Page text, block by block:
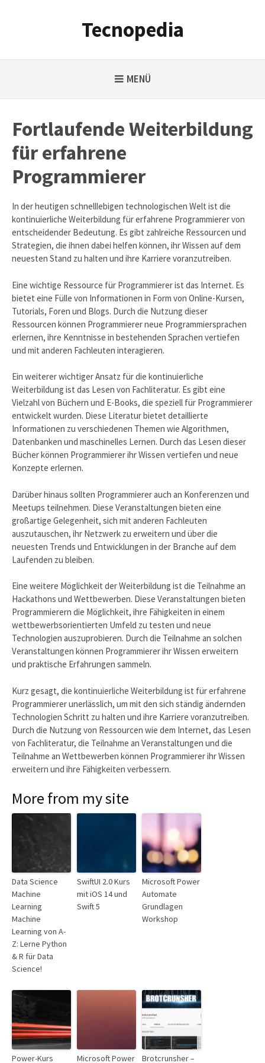
Tecnopedia
MENÜ
Fortlaufende Weiterbildung
für erfahrene
Programmierer
In der heutigen schnelllebigen technologischen Welt ist die
kontinuierliche Weiterbildung für erfahrene Programmierer von
entscheidender Bedeutung. Es gibt zahlreiche Ressourcen und
Strategien, die ihnen dabei helfen können, ihr Wissen auf dem
neuesten Stand zu halten und ihre Karriere voranzutreiben.
Eine wichtige Ressource für Programmierer ist das Internet. Es
bietet eine Fülle von Informationen in Form von Online-Kursen,
Tutorials, Foren und Blogs. Durch die Nutzung dieser
Ressourcen können Programmierer neue Programmiersprachen
erlernen, ihre Kenntnisse in bestehenden Sprachen vertiefen
und mit anderen Fachleuten interagieren.
Ein weiterer wichtiger Ansatz für die kontinuierliche
Weiterbildung ist das Lesen von Fachliteratur. Es gibt eine
Vielzahl von Büchern und E-Books, die speziell für Programmierer
entwickelt wurden. Diese Literatur bietet detaillierte
Informationen zu verschiedenen Themen wie Algorithmen,
Datenbanken und maschinelles Lernen. Durch das Lesen dieser
Bücher können Programmierer ihr Wissen vertiefen und neue
Konzepte erlernen.
Darüber hinaus sollten Programmierer auch an Konferenzen und
Meetups teilnehmen. Diese Veranstaltungen bieten eine
großartige Gelegenheit, sich mit anderen Fachleuten
auszutauschen, ihr Netzwerk zu erweitern und über die
neuesten Trends und Entwicklungen in der Branche auf dem
Laufenden zu bleiben.
Eine weitere Möglichkeit der Weiterbildung ist die Teilnahme an
Hackathons und Wettbewerben. Diese Veranstaltungen bieten
Programmierern die Möglichkeit, ihre Fähigkeiten in einem
wettbewerbsorientierten Umfeld zu testen und neue
Technologien auszuprobieren. Durch die Teilnahme an solchen
Veranstaltungen können Programmierer ihr Wissen erweitern
und praktische Erfahrungen sammeln.
Kurz gesagt, die kontinuierliche Weiterbildung ist für erfahrene
Programmierer unerlässlich, um mit den sich ständig ändernden
Technologien Schritt zu halten und ihre Karriere voranzutreiben.
Durch die Nutzung von Ressourcen wie dem Internet, das Lesen
von Fachliteratur, die Teilnahme an Veranstaltungen und die
Teilnahme an Wettbewerben können Programmierer ihr Wissen
erweitern und ihre Fähigkeiten verbessern.
More from my site
Data Science
Machine
Learning
Machine
Learning von A-
Z: Lerne Python
& R für Data
Science!
SwiftUI 2.0 Kurs
mit iOS 14 und
Swift 5
Microsoft Power
Automate
Grundlagen
Workshop
Power-Kurs Microsoft Power Brotcrunsher –